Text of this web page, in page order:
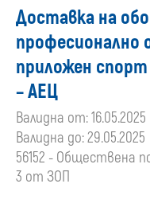
Доставка на
професионално
приложен
– АЕЦ
Валидна от: 16.05.2025
Валидна до: 29.05.2025
56152 - Обществена
3 от ЗОП